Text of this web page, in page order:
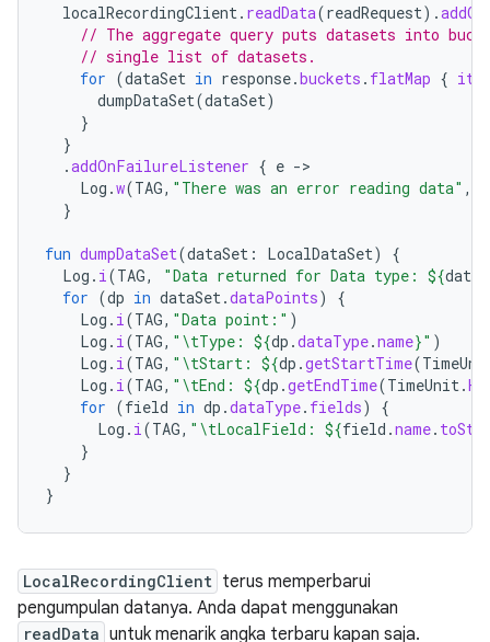
localRecordingClient. readData(readRequest).
// The aggregate query puts datasets into
// single list of datasets.
for (dataSet in response.buckets . flatMap { it
dumpDataSet(dataSet)
}
}
.addOnFailureListener { e -
Log .w(TAG, "There was an error reading data" ,
}
fun dumpDataSet(dataSet : LocalDataSet)
{
Log . i(TAG, "Data returned for Data type: ${
for (dp in dataSet.dataPoints)
{
Log . i(TAG, "Data point:" )
Log . i(TAG, "\tType: ${dp .dataType.name}" )
Log . i(TAG, "\tStart: ${dp .getStartTime(
Log . i(TAG, "\tEnd: ${dp .getEndTime(TimeUnit.
for (field in dp .dataType. fields)
{
Log . i(TAG, "\tLocalField: ${field .name.
}
}
}
LocalRecordingClient terus memperbarui
pengumpulan datanya. Anda dapat menggunakan
readData untuk menarik angka terbaru kapan saja.